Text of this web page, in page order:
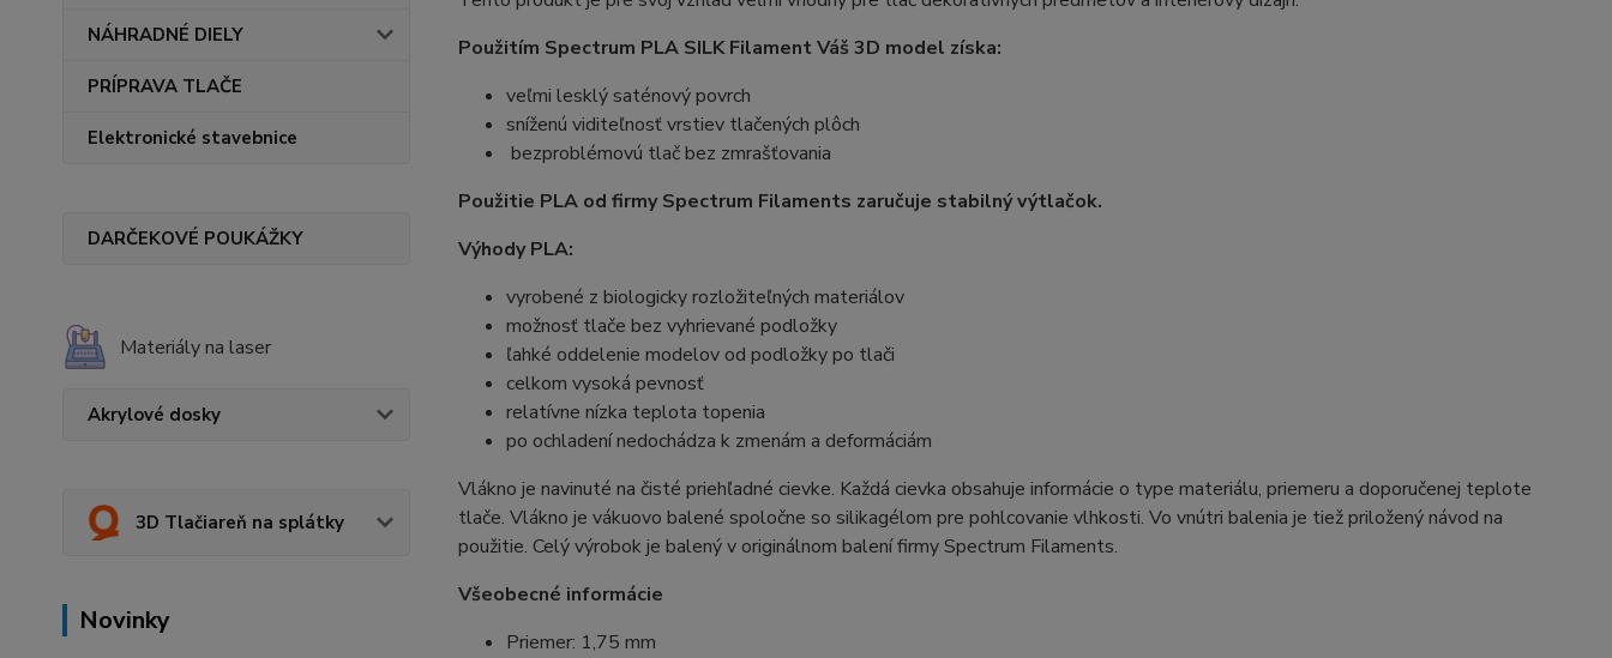
NÁHRADNÉ DIELY
PRÍPRAVA TLAČE
Elektronické stavebnice
DARČEKOVÉ POUKÁŽKY
Materiály na laser
Akrylové dosky
3D Tlačiareň na splátky
Novinky
Použitím Spectrum PLA SILK Filament Váš 3D model získa:
veľmi lesklý saténový povrch
sníženú viditeľnosť vrstiev tlačených plôch
bezproblémovú tlač bez zmrašťovania
Použitie PLA od firmy Spectrum Filaments zaručuje stabilný výtlačok.
Výhody PLA:
vyrobené z biologicky rozložiteľných materiálov
možnosť tlače bez vyhrievané podložky
ľahké oddelenie modelov od podložky po tlači
celkom vysoká pevnosť
relatívne nízka teplota topenia
po ochladení nedochádza k zmenám a deformáciám
Vlákno je navinuté na čisté priehľadné cievke. Každá cievka obsahuje informácie o type materiálu, priemeru a doporučenej teplote
tlače. Vlákno je vákuovo balené spoločne so silikagélom pre pohlcovanie vlhkosti. Vo vnútri balenia je tiež priložený návod na
použitie. Celý výrobok je balený v originálnom balení firmy Spectrum Filaments.
Všeobecné informácie
Priemer: 1,75 mm